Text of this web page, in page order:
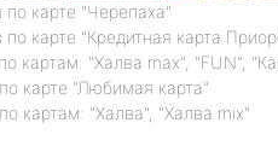
карте "Черепаха"
карте "Кредитная карта
картам: "Халва max", "FUN",
карте "Любимая карта"
картам: "Халва", "Халва mix"